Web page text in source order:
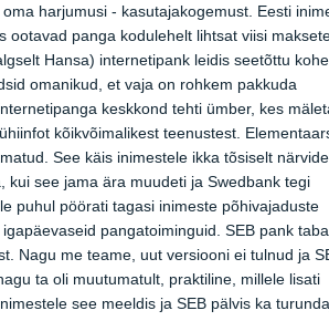
harjumusi - kasutajakogemust. Eesti
ootavad panga kodulehelt lihtsat viisi
Hansa) internetipank leidis seetõttu
omanikud, et vaja on rohkem pakkuda
keskkond tehti ümber, kes
kõikvõimalikest teenustest.
See käis inimestele ikka tõsiselt
kui see jama ära muudeti ja Swedbank tegi
puhul pöörati tagasi inimeste põhivajaduste
pangatoiminguid. SEB pank
Nagu me teame, uut versiooni ei tulnud ja
ta oli muutumatult, praktiline, millele lisati
see meeldis ja SEB pälvis ka